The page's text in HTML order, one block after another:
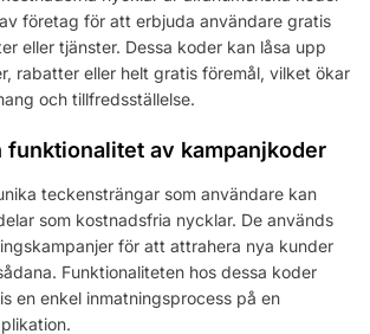
företag för att erbjuda användare gratis
eller tjänster. Dessa koder kan låsa upp
rabatter eller helt gratis föremål, vilket ökar
och tillfredsställelse.
funktionalitet av kampanjkoder
teckensträngar som användare kan
som kostnadsfria nycklar. De används
för att attrahera nya kunder
Funktionaliteten hos dessa koder
en enkel inmatningsprocess på en